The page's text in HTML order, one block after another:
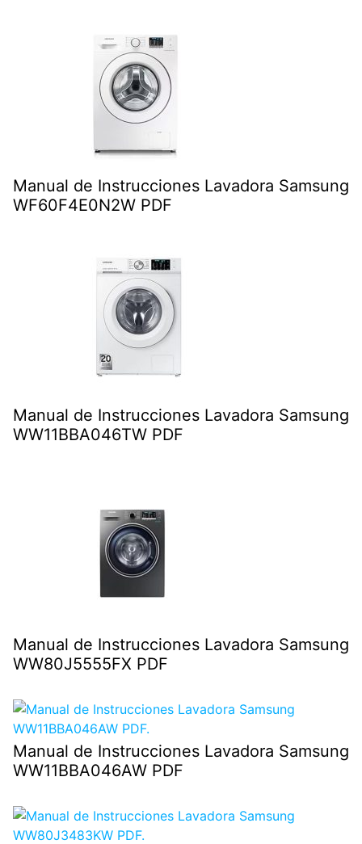
Manual de Instrucciones Lavadora Samsung
WF60F4E0N2W PDF
Manual de Instrucciones Lavadora Samsung
WW11BBA046TW PDF
Manual de Instrucciones Lavadora Samsung
WW80J5555FX PDF
Manual de Instrucciones Lavadora Samsung
WW11BBA046AW PDF